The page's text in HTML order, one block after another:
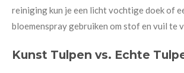
reiniging kun je een licht vochtige doek of
bloemenspray gebruiken om stof en vuil te
Kunst Tulpen vs. Echte